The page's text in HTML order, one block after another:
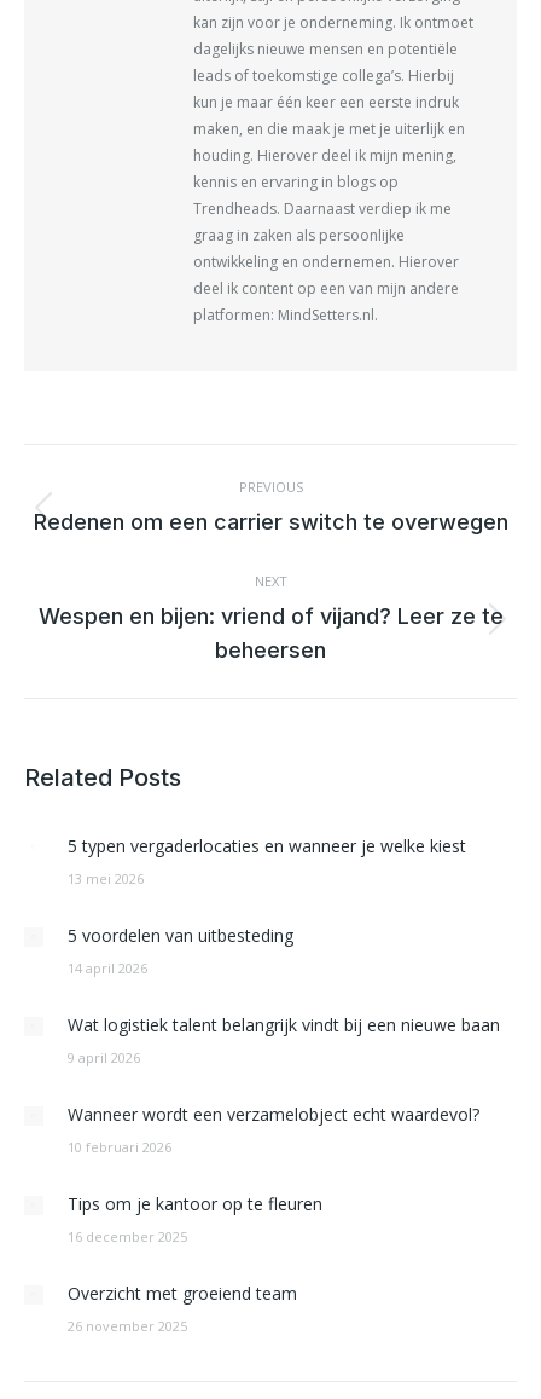
kan zijn voor je onderneming. Ik ontmoet
dagelijks nieuwe mensen en potentiële
leads of toekomstige collega’s. Hierbij
kun je maar één keer een eerste indruk
maken, en die maak je met je uiterlijk en
houding. Hierover deel ik mijn mening,
kennis en ervaring in blogs op
Trendheads. Daarnaast verdiep ik me
graag in zaken als persoonlijke
ontwikkeling en ondernemen. Hierover
deel ik content op een van mijn andere
platformen: MindSetters.nl.
NAVIGATION
PREVIOUS
Previous
Redenen om een carrier switch te overwegen
NEXT
Next
post:
Wespen en bijen: vriend of vijand? Leer ze te
beheersen
Related Posts
5 typen vergaderlocaties en wanneer je welke kiest
13 mei 2026
5 voordelen van uitbesteding
14 april 2026
Wat logistiek talent belangrijk vindt bij een nieuwe baan
9 april 2026
Wanneer wordt een verzamelobject echt waardevol?
10 februari 2026
Tips om je kantoor op te fleuren
16 december 2025
Overzicht met groeiend team
26 november 2025